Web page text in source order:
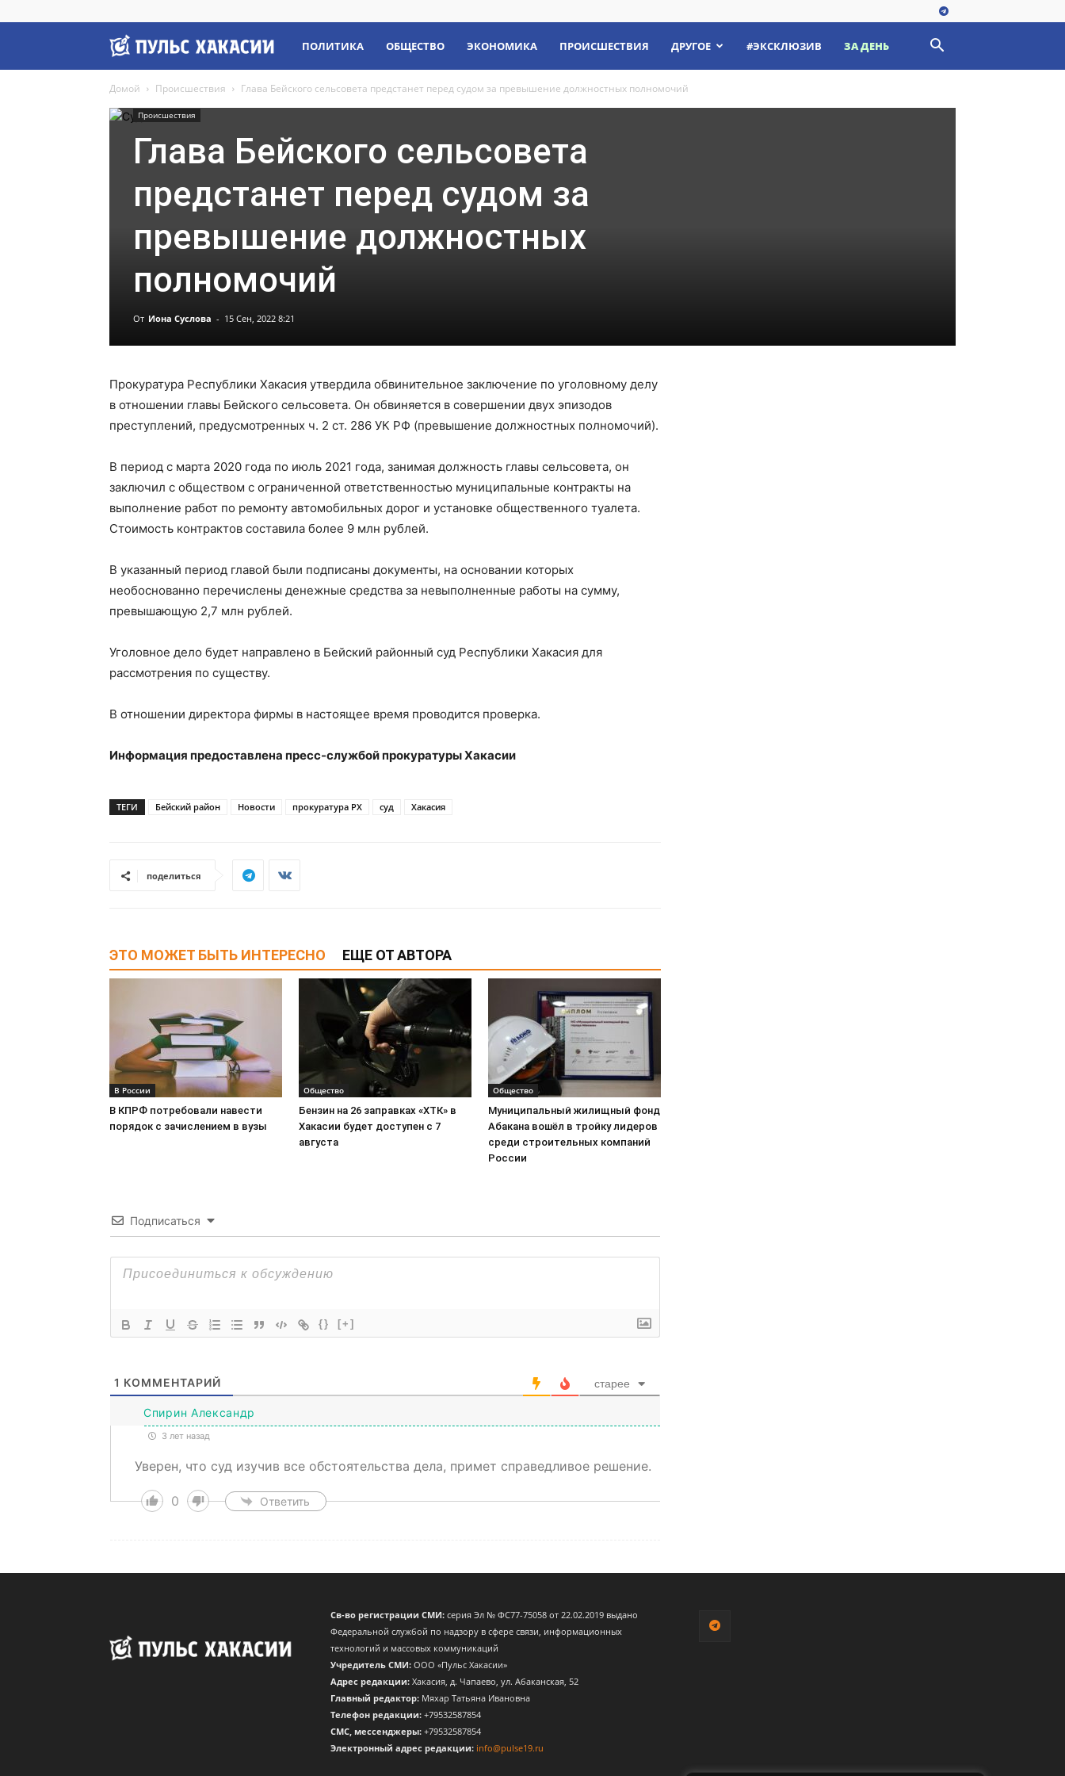
Пульс
Хакасии
ПОЛИТИКА ОБЩЕСТВО ЭКОНОМИКА ПРОИСШЕСТВИЯ ДРУГОЕ #ЭКСКЛЮЗИВ ЗА ДЕНЬ
Домой Происшествия Глава Бейского сельсовета предстанет перед судом за превышение должностных полномочий
Происшествия
Глава Бейского сельсовета
предстанет перед судом за
превышение должностных
полномочий
От Иона Суслова - 15 Сен, 2022 8:21
Прокуратура Республики Хакасия утвердила обвинительное заключение по уголовному делу
в отношении главы Бейского сельсовета. Он обвиняется в совершении двух эпизодов
преступлений, предусмотренных ч. 2 ст. 286 УК РФ (превышение должностных полномочий).
В период с марта 2020 года по июль 2021 года, занимая должность главы сельсовета, он
заключил с обществом с ограниченной ответственностью муниципальные контракты на
выполнение работ по ремонту автомобильных дорог и установке общественного туалета.
Стоимость контрактов составила более 9 млн рублей.
В указанный период главой были подписаны документы, на основании которых
необоснованно перечислены денежные средства за невыполненные работы на сумму,
превышающую 2,7 млн рублей.
Уголовное дело будет направлено в Бейский районный суд Республики Хакасия для
рассмотрения по существу.
В отношении директора фирмы в настоящее время проводится проверка.
Информация предоставлена пресс-службой прокуратуры Хакасии
ТЕГИ Бейский район Новости прокуратура РХ суд Хакасия
поделиться
ЭТО МОЖЕТ БЫТЬ ИНТЕРЕСНО ЕЩЕ ОТ АВТОРА
В России
В КПРФ потребовали навести
порядок с зачислением в вузы
Общество
Бензин на 26 заправках «ХТК» в
Хакасии будет доступен с 7
августа
Общество
Муниципальный жилищный фонд
Абакана вошёл в тройку лидеров
среди строительных компаний
России
Подписаться
{} [+]
1 КОММЕНТАРИЙ старее
Спирин Александр
3 лет назад
Уверен, что суд изучив все обстоятельства дела, примет справедливое решение.
0 Ответить
Св-во регистрации СМИ: серия Эл № ФС77-75058 от 22.02.2019 выдано
Федеральной службой по надзору в сфере связи, информационных
технологий и массовых коммуникаций
Учредитель СМИ: ООО «Пульс Хакасии»
Адрес редакции: Хакасия, д. Чапаево, ул. Абаканская, 52
Главный редактор: Мяхар Татьяна Ивановна
Телефон редакции: +79532587854
CМС, мессенджеры: +79532587854
Электронный адрес редакции: info@pulse19.ru